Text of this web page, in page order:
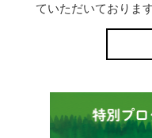
ていただいておりま